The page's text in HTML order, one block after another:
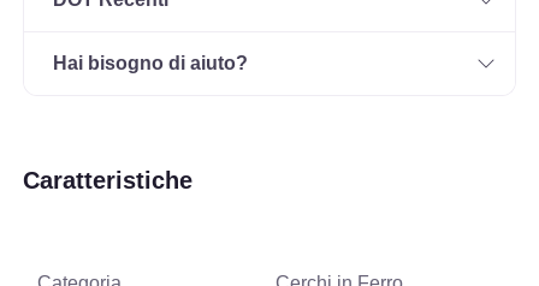
Hai bisogno di aiuto?
Caratteristiche